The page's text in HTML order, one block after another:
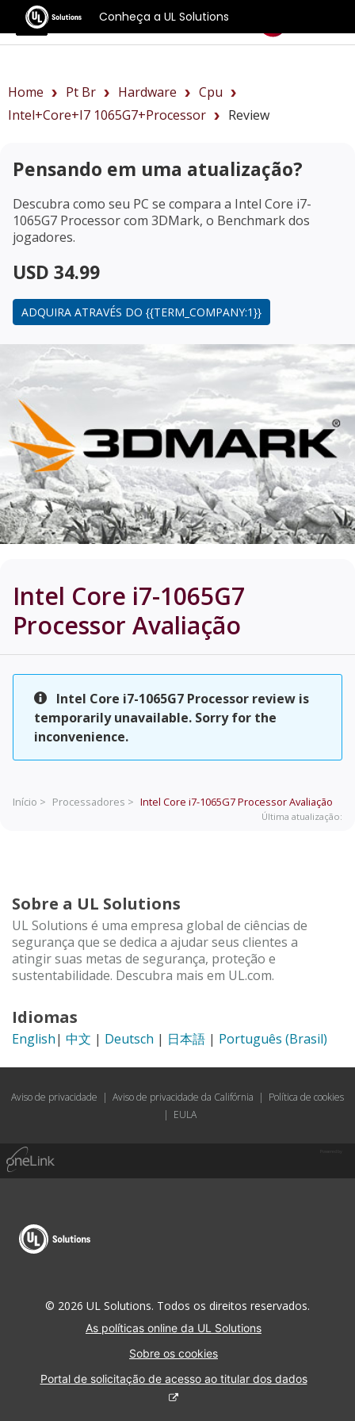
Conheça a UL Solutions
Benchmarks
Home Pt Br Hardware
Cpu
Intel+Core+i7 1065G7+Processor
Review
Pensando em uma atualização?
Descubra como seu PC se compara a Intel Core i7-
1065G7 Processorcom 3DMark, o Benchmark dos
jogadores.
USD 34.99
ADQUIRA ATRAVÉS DO {{TERM_COMPANY:1}}
Intel Core i7-1065G7
Processor Avaliação
Intel Core i7-1065G7 Processor review is
temporarily unavailable. Sorry for the
inconvenience.
Início > Processadores > Intel Core i7-1065G7 ProcessorAvaliação
Última atualização:
Sobre a UL Solutions
UL Solutions é uma empresa global de ciências de
segurança que se dedica a ajudar seus clientes a
atingir suas metas de segurança, proteção e
sustentabilidade. Descubra mais em UL.com.
Idiomas
English| 中文 | Deutsch | 日本語 | Português (Brasil)
Aviso de privacidade | Aviso de privacidade da Califórnia | Política de cookies
| EULA
© 2026 UL Solutions. Todos os direitos reservados.
As políticas online da UL Solutions
Sobre os cookies
Portal de solicitação de acesso ao titular dos dados